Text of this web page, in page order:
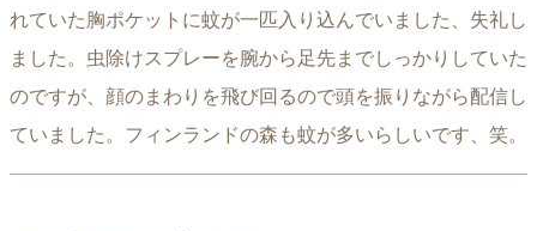
れていた胸ポケットに蚊が一匹入り込んでいました、失礼し
ました。虫除けスプレーを腕から足先までしっかりしていた
のですが、顔のまわりを飛び回るので頭を振りながら配信し
ていました。フィンランドの森も蚊が多いらしいです、笑。